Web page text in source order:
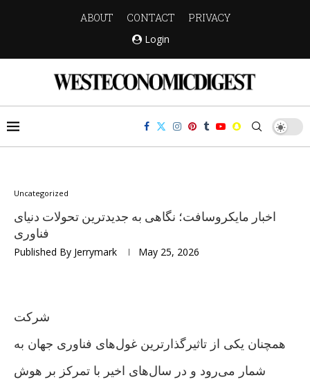
ABOUT CONTACT
PRIVACY
Login
Uncategorized
اخبار مایکروسافت؛ نگاهی به جدیدترین تحولات دنیای
فناوری
Published By Jerrymark May 25, 2026
شرکت
همچنان یکی از تاثیرگذارترین غول‌های فناوری جهان به
شمار می‌رود و در سال‌های اخیر با تمرکز بر هوش